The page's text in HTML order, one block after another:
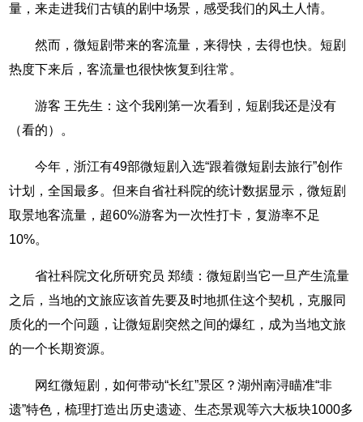
量，来走进我们古镇的剧中场景，感受我们的风土人情。
然而，微短剧带来的客流量，来得快，去得也快。短剧
热度下来后，客流量也很快恢复到往常。
游客 王先生：这个我刚第一次看到，短剧我还是没有
（看的）。
今年，浙江有49部微短剧入选“跟着微短剧去旅行”创作
计划，全国最多。但来自省社科院的统计数据显示，微短剧
取景地客流量，超60%游客为一次性打卡，复游率不足
10%。
省社科院文化所研究员 郑绩：微短剧当它一旦产生流量
之后，当地的文旅应该首先要及时地抓住这个契机，克服同
质化的一个问题，让微短剧突然之间的爆红，成为当地文旅
的一个长期资源。
网红微短剧，如何带动“长红”景区？湖州南浔瞄准“非
遗”特色，梳理打造出历史遗迹、生态景观等六大板块1000多